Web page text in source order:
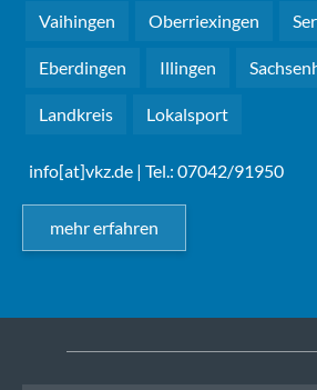
Vaihingen Oberriexingen
Eberdingen Illingen
Landkreis Lokalsport
info[at]vkz.de | Tel.: 07042/91950
mehr erfahren